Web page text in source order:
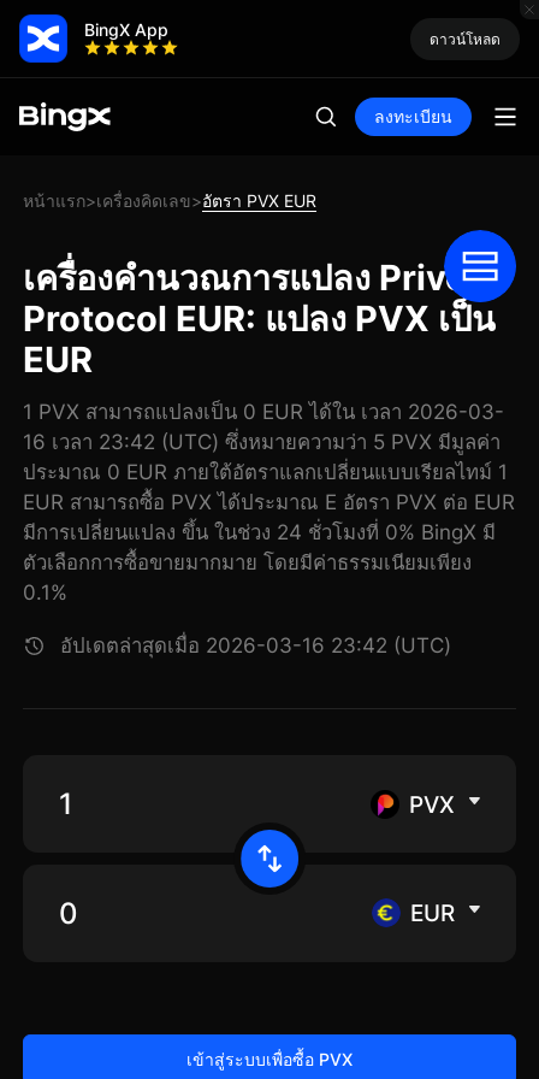
BingX App ดาวน์โหลด
ลงทะเบียน
หน้าแรก>เครื่องคิดเลข>อัตรา PVX EUR
เครื่องคำนวณการแปลง Privex
Protocol EUR: แปลง PVX เป็น
EUR
1 PVX สามารถแปลงเป็น 0 EUR ได้ใน เวลา 2026-03-
16 เวลา 23:42 (UTC) ซึ่งหมายความว่า 5 PVX มีมูลค่า
ประมาณ 0 EUR ภายใต้อัตราแลกเปลี่ยนแบบเรียลไทม์ 1
EUR สามารถซื้อ PVX ได้ประมาณ E อัตรา PVX ต่อ EUR
มีการเปลี่ยนแปลง ขึ้น ในช่วง 24 ชั่วโมงที่ 0% BingX มี
ตัวเลือกการซื้อขายมากมาย โดยมีค่าธรรมเนียมเพียง
0.1%
อัปเดตล่าสุดเมื่อ 2026-03-16 23:42 (UTC)
PVX
EUR
เข้าสู่ระบบเพื่อซื้อ PVX